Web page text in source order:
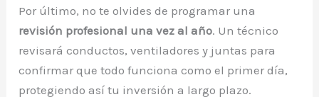
Por último, no te olvides de programar una
revisión profesional una vez al año. Un técnico
revisará conductos, ventiladores y juntas para
confirmar que todo funciona como el primer día,
protegiendo así tu inversión a largo plazo.